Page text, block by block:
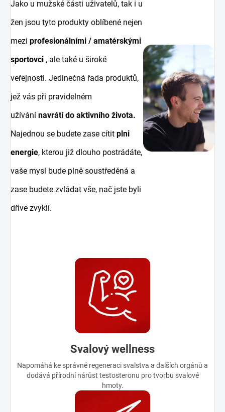
Jako u mužské části uživatelů, tak i u
žen jsou tyto produkty oblíbené nejen
mezi profesionálními / amatérskými
sportovci , ale také u široké
veřejnosti. Jedinečná řada produktů,
jež vás při pravidelném
užívání navrátí do aktivního života.
Najednou se budete zase cítit plni
energie, kterou již dlouho postrádáte,
vaše mysl bude plně soustředěná a
zase budete zvládat vše, nač jste byli
dříve zvyklí.
Svalový wellness
Napomáhá ke správné regeneraci svalstva a dalších orgánů a
dodává přírodní nárůst testosteronu pro tvorbu svalové
hmoty.